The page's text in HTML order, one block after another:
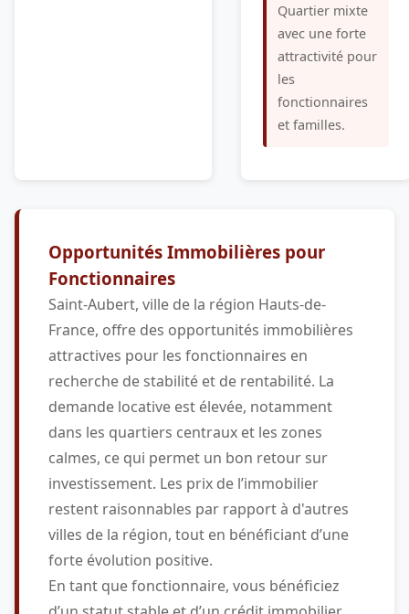
Quartier mixte
avec une forte
attractivité pour
les
fonctionnaires
et familles.
Opportunités Immobilières pour
Fonctionnaires
Saint-Aubert, ville de la région Hauts-de-
France, offre des opportunités immobilières
attractives pour les fonctionnaires en
recherche de stabilité et de rentabilité. La
demande locative est élevée, notamment
dans les quartiers centraux et les zones
calmes, ce qui permet un bon retour sur
investissement. Les prix de l’immobilier
restent raisonnables par rapport à d'autres
villes de la région, tout en bénéficiant d’une
forte évolution positive.
En tant que fonctionnaire, vous bénéficiez